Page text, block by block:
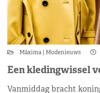
Máxima Modenieuws
Een kledingwissel
Vanmiddag bracht